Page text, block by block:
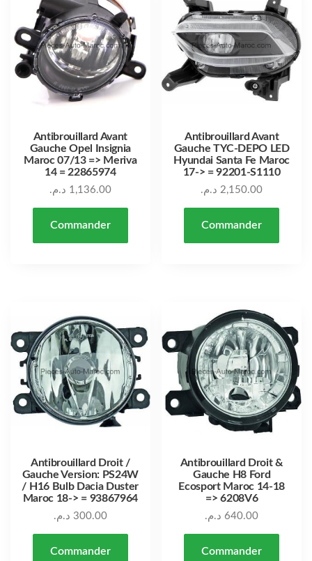
Antibrouillard Avant
Gauche Opel Insignia
Maroc 07/13 => Meriva
14 = 22865974
1,136.00 د.م.
Commander
Antibrouillard Avant
Gauche TYC-DEPO LED
Hyundai Santa Fe Maroc
17-> = 92201-S1110
2,150.00 د.م.
Commander
Antibrouillard Droit /
Gauche Version: PS24W
/ H16 Bulb Dacia Duster
Maroc 18-> = 93867964
300.00 د.م.
Commander
Antibrouillard Droit &
Gauche H8 Ford
Ecosport Maroc 14-18
=> 6208V6
640.00 د.م.
Commander